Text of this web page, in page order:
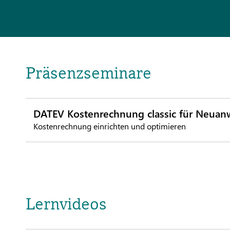
Präsenzseminare
DATEV Kostenrechnung classic für
Kostenrechnung einrichten und optimieren
Lernvideos